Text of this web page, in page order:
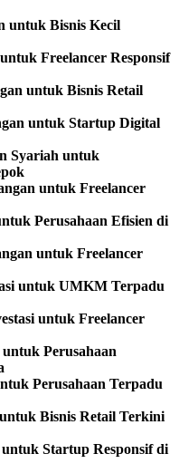
untuk Bisnis Kecil
Freelancer Responsif
untuk Bisnis Retail
untuk Startup Digital
Syariah untuk
untuk Freelancer
Perusahaan Efisien di
untuk Freelancer
untuk UMKM Terpadu
untuk Freelancer
Perusahaan
Perusahaan Terpadu
Bisnis Retail Terkini
Startup Responsif di